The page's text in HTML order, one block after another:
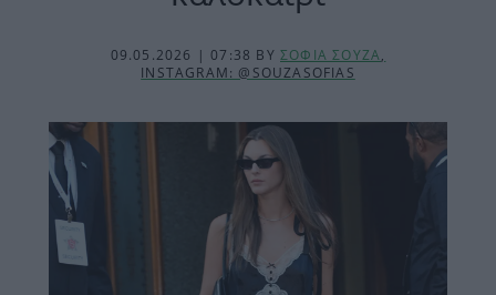
09.05.2026 | 07:38 BY ΣΟΦΙΑ ΣΟΥΖΑ,
INSTAGRAM: @SOUZASOFIAS